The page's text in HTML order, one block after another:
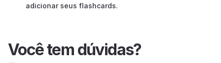
adicionar seus flashcards.
Você tem dúvidas?